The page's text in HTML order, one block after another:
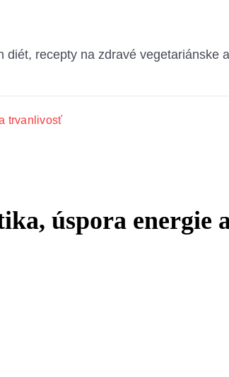
recepty na zdravé vegetariánske
trvanlivosť
úspora energie